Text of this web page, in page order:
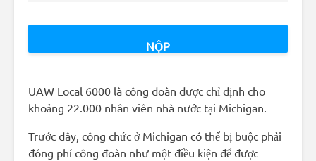
UAW Local 6000 là công đoàn được chỉ định cho
khoảng 22.000 nhân viên nhà nước tại Michigan.
Trước đây, công chức ở Michigan có thể bị buộc phải
đóng phí công đoàn như một điều kiện để được